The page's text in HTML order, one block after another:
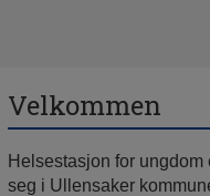
Velkommen
Helsestasjon for
seg i Ullensaker